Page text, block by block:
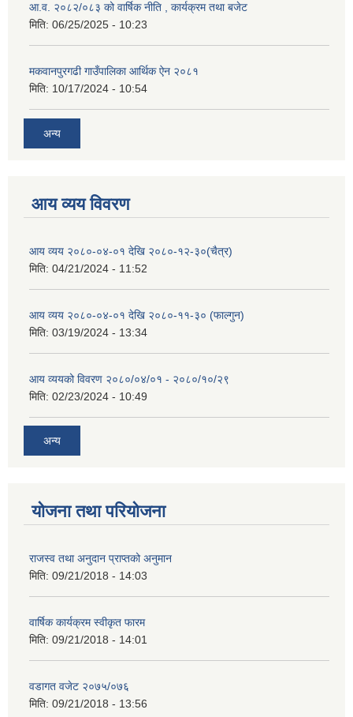
आ.व. २०८२/०८३ को वार्षिक नीति , कार्यक्रम तथा बजेट
मिति: 06/25/2025 - 10:23
मकवानपुरगढी गाउँपालिका आर्थिक ‌‌‌ऐन २०८१
मिति: 10/17/2024 - 10:54
अन्य
आय व्यय विवरण
आय व्यय २०८०-०४-०१ देखि २०८०-१२-३०(चैत्र)
मिति: 04/21/2024 - 11:52
आय व्यय २०८०-०४-०१ देखि २०८०-११-३० (फाल्गुन)
मिति: 03/19/2024 - 13:34
आय व्ययको विवरण २०८०/०४/०१ - २०८०/१०/२९
मिति: 02/23/2024 - 10:49
अन्य
योजना तथा परियोजना
राजस्व तथा अनुदान प्राप्तको अनुमान
मिति: 09/21/2018 - 14:03
वार्षिक कार्यक्रम स्वीकृत फारम
मिति: 09/21/2018 - 14:01
वडागत वजेट २०७५/०७६
मिति: 09/21/2018 - 13:56